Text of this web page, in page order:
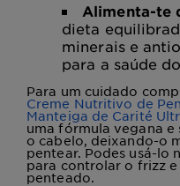
Alimenta-te
dieta
minerais e
para a saúde
Para um cuidado
Creme Nutritivo de
Manteiga de Carité
uma fórmula vegana
o cabelo, deixando-o
pentear. Podes usá-lo
para controlar o frizz
penteado.